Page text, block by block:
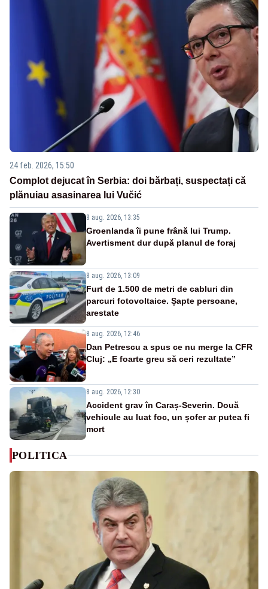
24 feb. 2026, 15:50
Complot dejucat în Serbia: doi bărbați, suspectați că
plănuiau asasinarea lui Vučić
8 aug. 2026, 13:35
Groenlanda îi pune frână lui Trump.
Avertisment dur după planul de foraj
8 aug. 2026, 13:09
Furt de 1.500 de metri de cabluri din
parcuri fotovoltaice. Șapte persoane,
arestate
8 aug. 2026, 12:46
Dan Petrescu a spus ce nu merge la CFR
Cluj: „E foarte greu să ceri rezultate”
8 aug. 2026, 12:30
Accident grav în Caraș-Severin. Două
vehicule au luat foc, un șofer ar putea fi
mort
POLITICA